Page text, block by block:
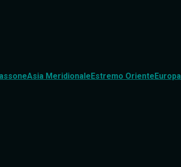
Asia MeridionaleEstremo OrienteEuropa